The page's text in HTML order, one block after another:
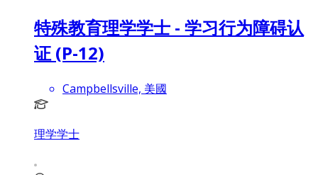
特殊教育理学学士 - 学习行为障碍认
证 (P-12)
Campbellsville, 美國
理学学士